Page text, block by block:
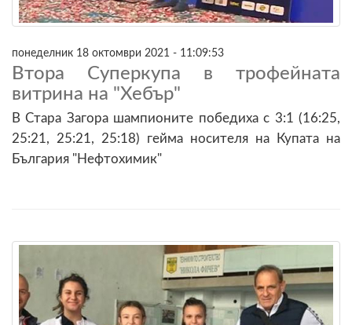
понеделник 18 октомври 2021 - 11:09:53
Втора Суперкупа в трофейната
витрина на "Хебър"
В Стара Загора шампионите победиха с 3:1 (16:25,
25:21, 25:21, 25:18) гейма носителя на Купата на
България "Нефтохимик"